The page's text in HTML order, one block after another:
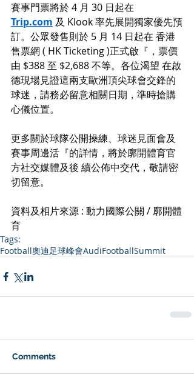
賽事門票將於 4 月 30 日起在
Trip.com 及 Klook 率先展開獨家優先預
訂。公眾發售則於 5 月 14 日起在 香港
售票網 ( HK Ticketing )正式啟『，票價
由 $388 至 $2,688 不等。各位渴望 在啟
德現場見證這兩支歐洲頂尖球會交鋒的
球迷，請務必留意相關日期，準時搶購
心儀位置。
更多關於球隊公開操練、球迷見面會及
賽事周邊活『的詳情，將於廓開體育官
方社交媒體及後 續公佈中交代，敬請密
切留意。
資料及相片來源 : 動力國際公關 / 廓開體
育
Tags:
Football奧迪足球峰會AudiFootballSummit
Comments